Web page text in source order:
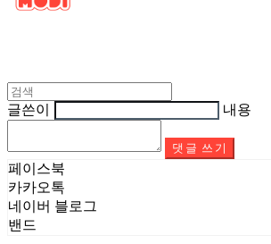
글쓴이 내용
댓글 쓰기
페이스북
카카오톡
네이버 블로그
밴드